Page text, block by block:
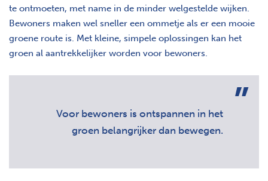
te ontmoeten, met name in de minder welgestelde wijken.
Bewoners maken wel sneller een ommetje als er een mooie
groene route is. Met kleine, simpele oplossingen kan het
groen al aantrekkelijker worden voor bewoners.
Voor bewoners is ontspannen in het
groen belangrijker dan bewegen.